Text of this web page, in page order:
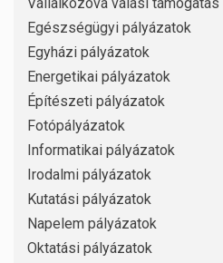
Egészségügyi pályázatok
Egyházi pályázatok
Energetikai pályázatok
Építészeti pályázatok
Fotópályázatok
Informatikai pályázatok
Irodalmi pályázatok
Kutatási pályázatok
Napelem pályázatok
Oktatási pályázatok